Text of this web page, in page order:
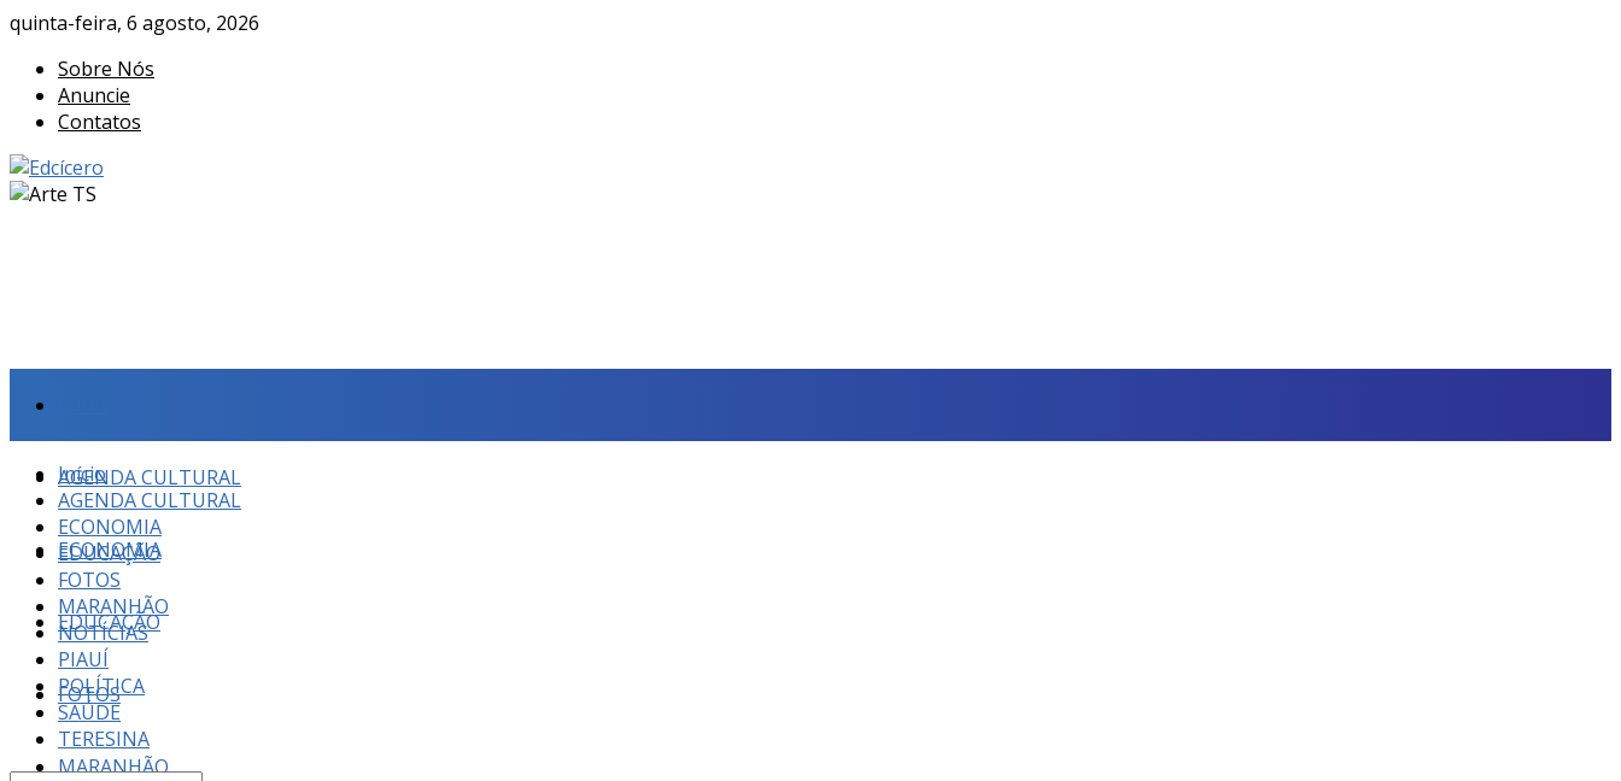
quinta-feira, 6 agosto, 2026
Sobre Nós
Anuncie
Contatos
AGENDA CULTURAL
ECONOMIA
EDUCAÇÃO
FOTOS
MARANHÃO
Início
AGENDA CULTURAL
ECONOMIA
EDUCAÇÃO
FOTOS
MARANHÃO
NOTÍCIAS
PIAUÍ
POLÍTICA
SAÚDE
TERESINA